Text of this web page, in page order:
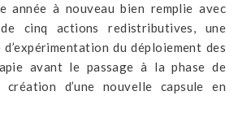
année à nouveau bien remplie avec
de cinq actions redistributives, une
du déploiement des
avant le passage à la phase de
d’une nouvelle capsule en